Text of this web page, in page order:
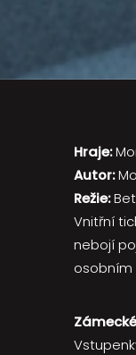
Hraje:
Autor:
Režie:
Vnitřní
nebojí
osobním